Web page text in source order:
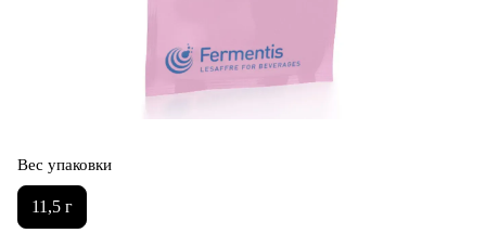
Вес упаковки
11,5 г